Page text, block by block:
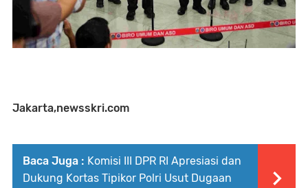
Jakarta,newsskri.com
Baca Juga : Komisi III DPR RI Apresiasi dan
Dukung Kortas Tipikor Polri Usut Dugaan